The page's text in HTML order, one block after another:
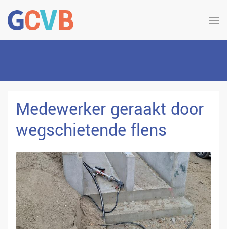
Medewerker geraakt door
wegschietende flens